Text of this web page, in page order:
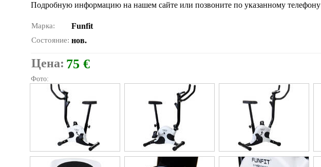
Подробную информацию на нашем сайте или позвоните по указанному телефону
Марка: Funfit
Состояние: нов.
Цена: 75 €
Фото: